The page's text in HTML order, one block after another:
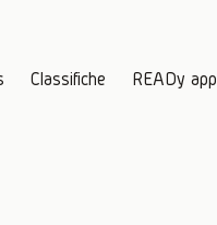
Classifiche READy app